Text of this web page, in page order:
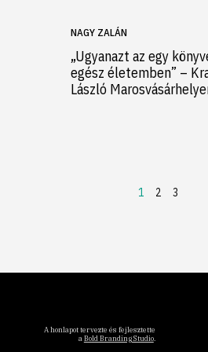
NAGY ZALÁN
„Ugyanazt az egy
egész életemben” –
László
1 2 3
A honlapot tervezte és fejlesztette
a Bold Branding Studio.